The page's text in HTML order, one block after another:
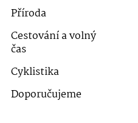
Příroda
Cestování a volný
čas
Cyklistika
Doporučujeme